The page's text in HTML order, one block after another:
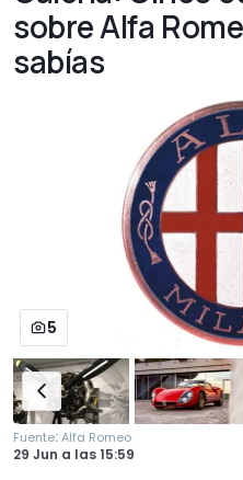
sobre Alfa
sabías
5
Fuente:Alfa Romeo
29 Jun a las15:59